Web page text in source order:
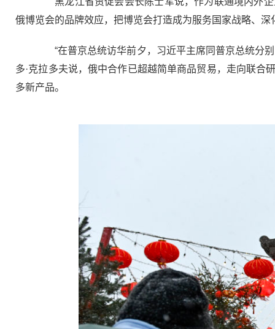
俄博览会的品牌效应，把博览会打造成为服务国家战略、
“在普京总统访华前夕，习近平主席同普京总统分别
多·克拉多夫说，俄中合作已超越简单商品贸易，走向联
多新产品。